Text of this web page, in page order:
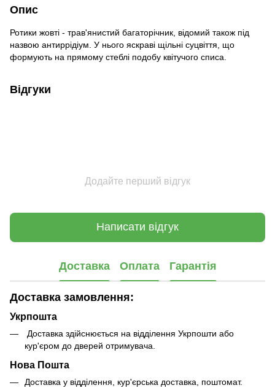
Опис
Ротики жовті - трав'янистий багаторічник, відомий також під
назвою антиррідіум. У нього яскраві щільні суцвіття, що
формують на прямому стеблі подобу квітучого списа.
Відгуки
Додайте перший відгук
Написати відгук
Доставка Оплата Гарантія
Доставка замовлення:
Укрпошта
Доставка здійснюється на відділення Укрпошти або
кур'єром до дверей отримувача.
Нова Пошта
Доставка у відділення, кур'єрська доставка, поштомат.